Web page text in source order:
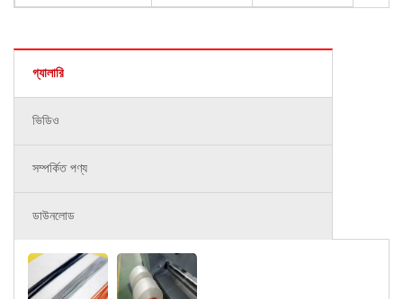
গ্যালারি
ভিডিও
সম্পর্কিত পণ্য
ডাউনলোড